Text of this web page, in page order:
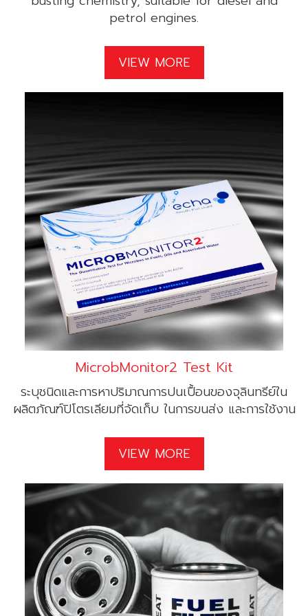
petrol engines.
VIEW MORE
MicrobMonitor2 Test Kit
ระบุชนิดและการหาปริมาณการปนเปื้อนของจุลินทรีย์ใน
ผลิตภัณฑ์ปิโตรเลียมที่จัดเก็บ ในการขนส่ง และการใช้งาน
VIEW MORE